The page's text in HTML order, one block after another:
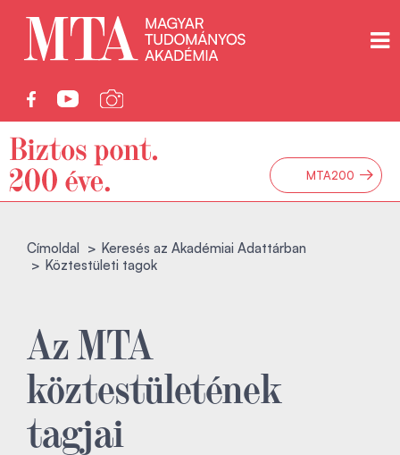
MTA200 →
Címoldal
Keresés az Akadémiai Adattárban
Köztestületi tagok
Az MTA
köztestületének
tagjai